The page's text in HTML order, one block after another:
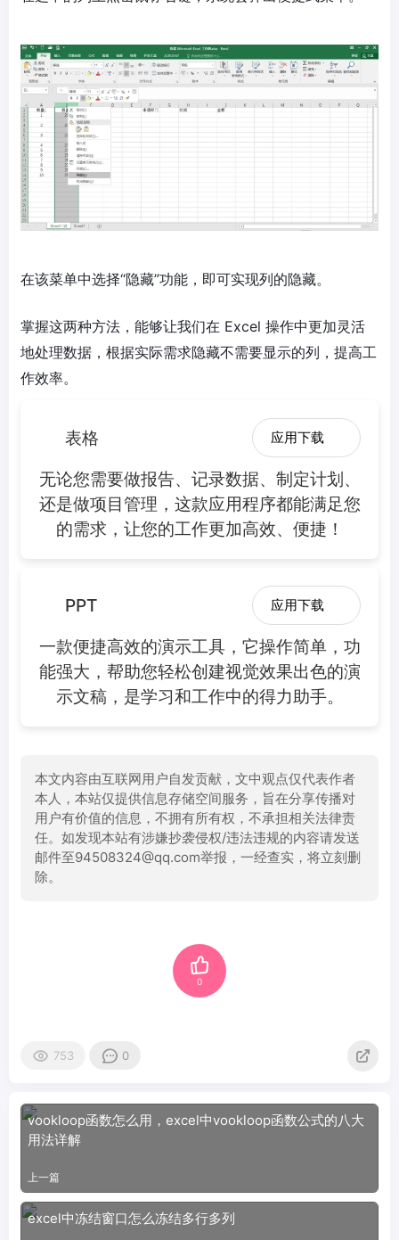
在该菜单中选择“隐藏”功能，即可实现列的隐藏。
掌握这两种方法，能够让我们在 Excel 操作中更加灵活
地处理数据，根据实际需求隐藏不需要显示的列，提高工
作效率。
表格 应用下载
无论您需要做报告、记录数据、制定计划、
还是做项目管理，这款应用程序都能满足您
的需求，让您的工作更加高效、便捷！
PPT 应用下载
一款便捷高效的演示工具，它操作简单，功
能强大，帮助您轻松创建视觉效果出色的演
示文稿，是学习和工作中的得力助手。
本文内容由互联网用户自发贡献，文中观点仅代表作者
本人，本站仅提供信息存储空间服务，旨在分享传播对
用户有价值的信息，不拥有所有权，不承担相关法律责
任。如发现本站有涉嫌抄袭侵权/违法违规的内容请发送
邮件至94508324@qq.com举报，一经查实，将立刻删
除。
0
753 0
vookloop函数怎么用，excel中vookloop函数公式的八大
用法详解
上一篇
excel中冻结窗口怎么冻结多行多列